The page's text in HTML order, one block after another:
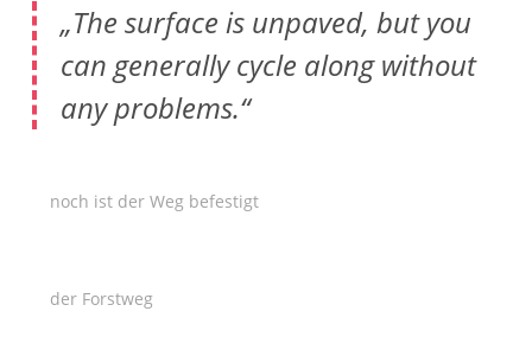
„The surface is unpaved, but you
can generally cycle along without
any problems.“
noch ist der Weg befestigt
der Forstweg